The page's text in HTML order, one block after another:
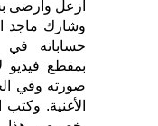
أزعل وأرضى
وشارك ماجد
حساباته في
صورته وفي
الأغنية.